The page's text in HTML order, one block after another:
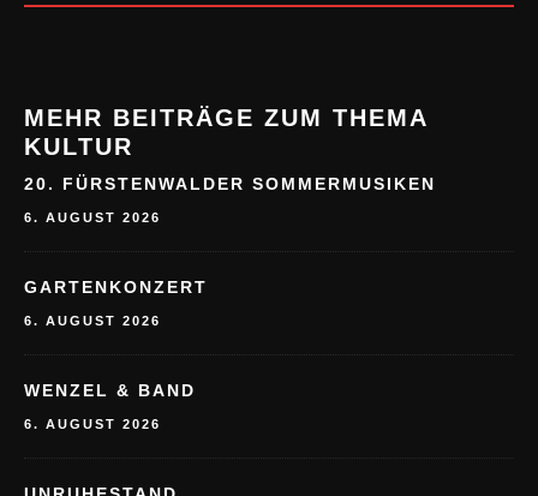
MEHR BEITRÄGE ZUM THEMA
KULTUR
20. FÜRSTENWALDER SOMMERMUSIKEN
6. AUGUST 2026
GARTENKONZERT
6. AUGUST 2026
WENZEL & BAND
6. AUGUST 2026